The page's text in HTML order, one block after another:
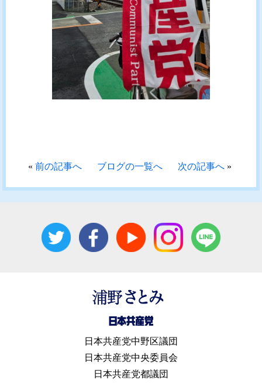
«前の記事へ ブログの一覧へ 次の記事へ»
日本共産党中野区議団
日本共産党中央委員会
日本共産党都議団